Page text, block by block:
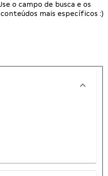
o campo de busca e os
mais específicos :)